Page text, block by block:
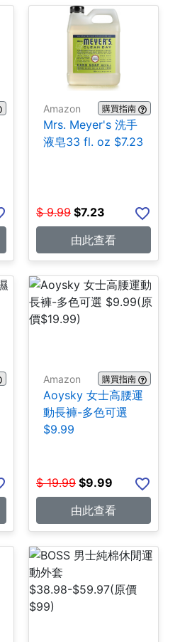
Amazon 購買指南
Mrs. Meyer's 洗手
液皂33 fl. oz $7.23
$ 9.99 $7.23
由此查看
Amazon 購買指南
Aoysky 女士高腰運
動長褲-多色可選
$9.99
$ 19.99 $9.99
由此查看